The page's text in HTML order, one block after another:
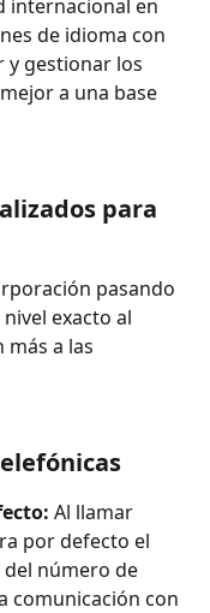
internacional en
de idioma con
y gestionar los
a una base
para
pasando
exacto al
más a las
Al llamar
por defecto el
número de
comunicación con